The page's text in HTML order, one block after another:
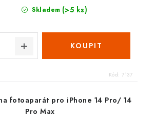
Skladem (>5 ks)
Kód: 7137
fotoaparát pro iPhone 14 Pro/ 14
Pro Max